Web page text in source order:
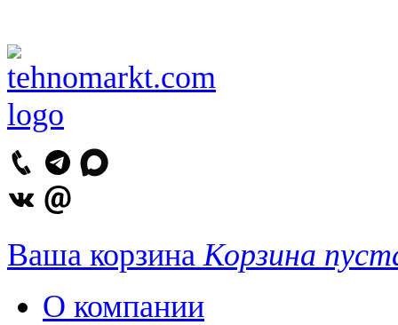
Ваша корзина Корзина
О компании